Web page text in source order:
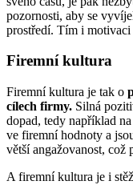
pozornosti, aby se
prostředí. Tím i
Firemní kultura
Firemní kultura je tak o
cílech firmy. Silná
dopad, tedy například na
ve firemní hodnoty a
větší angažovanost, což
A firemní kultura je i